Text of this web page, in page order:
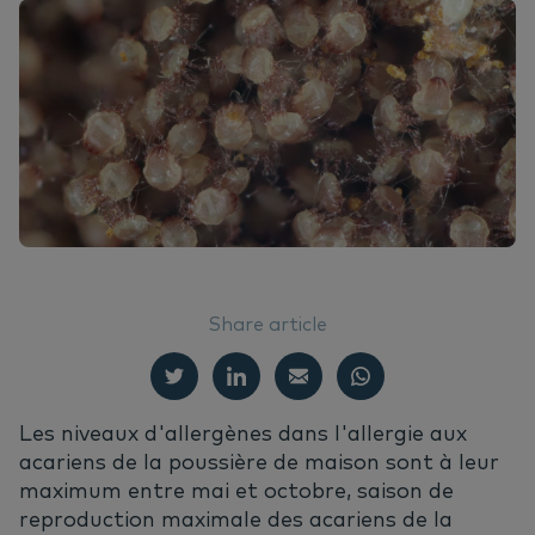
Deutsch
English
Nederlands
Share article
Les niveaux d'allergènes dans l'allergie aux
acariens de la poussière de maison sont à leur
maximum entre mai et octobre, saison de
reproduction maximale des acariens de la